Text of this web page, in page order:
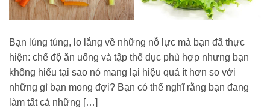
Bạn lúng túng, lo lắng về những nỗ lực mà bạn đã thực
hiện: chế độ ăn uống và tập thể dục phù hợp nhưng bạn
không hiểu tại sao nó mang lại hiệu quả ít hơn so với
những gì bạn mong đợi? Bạn có thể nghĩ rằng bạn đang
làm tất cả những […]